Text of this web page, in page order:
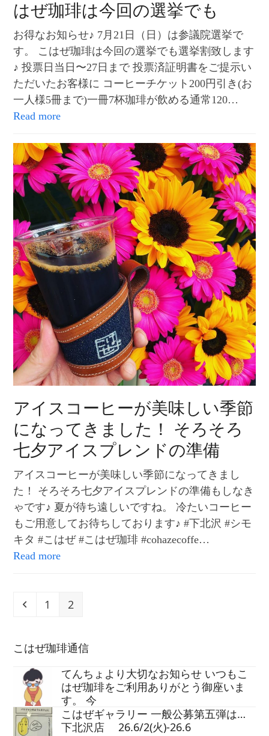
はぜ珈琲は今回の選挙でも
お得なお知らせ♪ 7月21日（日）は参議院選挙で
す。 こはぜ珈琲は今回の選挙でも選挙割致します
♪ 投票日当日〜27日まで 投票済証明書をご提示い
ただいたお客様に コーヒーチケット200円引き(お
一人様5冊まで)一冊7杯珈琲が飲める通常120…
Read more
アイスコーヒーが美味しい季節
になってきました！ そろそろ
七夕アイスプレンドの準備
アイスコーヒーが美味しい季節になってきまし
た！ そろそろ七夕アイスプレンドの準備もしなき
ゃです♪ 夏が待ち遠しいですね。 冷たいコーヒー
もご用意してお待ちしております♪ #下北沢 #シモ
キタ #こはぜ #こはぜ珈琲 #cohazecoffe…
Read more
Previous
Page
1 Page
2
こはぜ珈琲通信
てんちょより大切なお知らせ いつもこ
はぜ珈琲をご利用ありがとう御座いま
す。 今
こはぜギャラリー 一般公募第五弾は…
下北沢店 26.6/2(火)-26.6